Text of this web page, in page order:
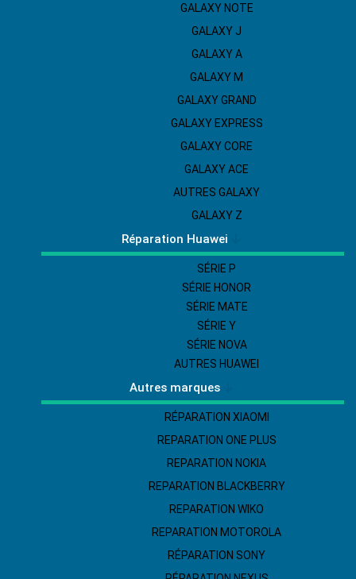
GALAXY NOTE
GALAXY J
GALAXY A
GALAXY M
GALAXY GRAND
GALAXY EXPRESS
GALAXY CORE
GALAXY ACE
AUTRES GALAXY
GALAXY Z
Réparation Huawei
SÉRIE P
SÉRIE HONOR
SÉRIE MATE
SÉRIE Y
SÉRIE NOVA
AUTRES HUAWEI
Autres marques
RÉPARATION XIAOMI
REPARATION ONE PLUS
REPARATION NOKIA
REPARATION BLACKBERRY
REPARATION WIKO
REPARATION MOTOROLA
RÉPARATION SONY